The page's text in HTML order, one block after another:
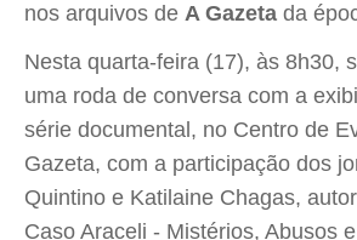
nos arquivos de A Gazeta da
Nesta quarta-feira (17), às 8h30,
uma roda de conversa com a
série documental, no Centro de
Gazeta, com a participação dos
Quintino e Katilaine Chagas,
Caso Araceli - Mistérios, Abusos